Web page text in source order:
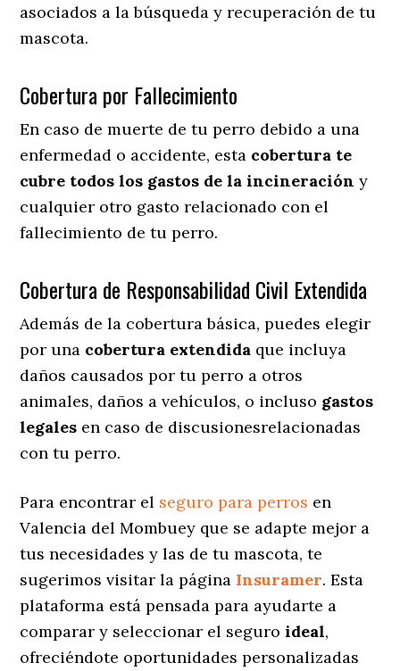
asociados a la búsqueda y recuperación de tu
mascota.
Cobertura por Fallecimiento
En caso de muerte de tu perro debido a una
enfermedad o accidente, esta cobertura te
cubre todos los gastos de la incineración y
cualquier otro gasto relacionado con el
fallecimiento de tu perro.
Cobertura de Responsabilidad Civil Extendida
Además de la cobertura básica, puedes elegir
por una cobertura extendida que incluya
daños causados por tu perro a otros
animales, daños a vehículos, o incluso gastos
legales en caso de discusionesrelacionadas
con tu perro.
Para encontrar el seguro para perros en
Valencia del Mombuey que se adapte mejor a
tus necesidades y las de tu mascota, te
sugerimos visitar la página Insuramer. Esta
plataforma está pensada para ayudarte a
comparar y seleccionar el seguroideal,
ofreciéndote oportunidades personalizadas